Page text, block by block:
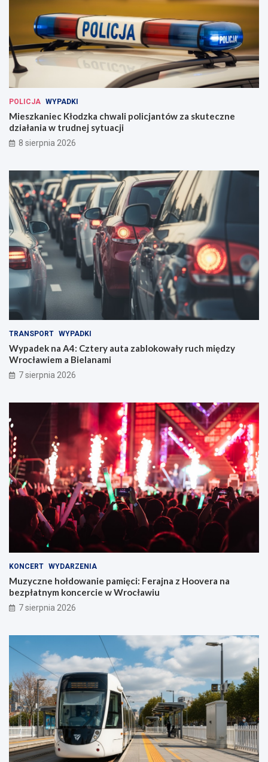
POLICJA WYPADKI
Mieszkaniec Kłodzka chwali policjantów za skuteczne
działania w trudnej sytuacji
8 sierpnia 2026
TRANSPORT WYPADKI
Wypadek na A4: Cztery auta zablokowały ruch między
Wrocławiem a Bielanami
7 sierpnia 2026
KONCERT WYDARZENIA
Muzyczne hołdowanie pamięci: Ferajna z Hoovera na
bezpłatnym koncercie w Wrocławiu
7 sierpnia 2026